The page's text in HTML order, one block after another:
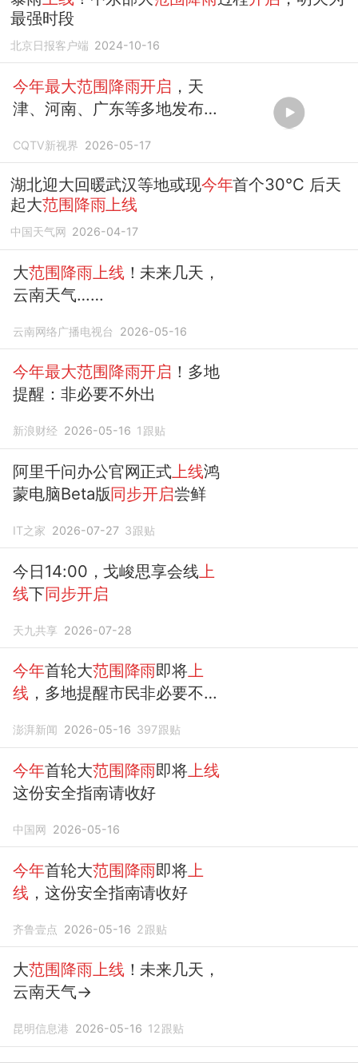
最强时段
北京日报客户端 2024-10-16
今年最大范围降雨开启 ，天
津、河南、广东等多地发布暴
CQTV新视界 2026-05-17
湖北迎大回暖武汉等地或现今年首个30℃ 后天
起大范围降雨上线
中国天气网 2026-04-17
大范围降雨上线 ！未来几天，
云南天气……
云南网络广播电视台 2026-05-16
今年最大范围降雨开启 ！多地
提醒：非必要不外出
新浪财经 2026-05-16 1 跟贴
阿里千问办公官网正式上线鸿
蒙电脑Beta版同步开启尝鲜
IT之家 2026-07-27 3跟贴
今日14:00，戈峻思享会线 上
线下同步开启
天九共享 2026-07-28
今年首轮大范围降雨即将上
线 ，多地提醒市民非必要不外
澎湃新闻 2026-05-16 397跟贴
今年首轮大范围降雨即将 上线
这份安全指南请收好
中国网 2026-05-16
今年首轮大范围降雨即将 上
线 ，这份安全指南请收好
齐鲁壹点 2026-05-16 2跟贴
大范围降雨上线 ！未来几天，
云南天气→
昆明信息港 2026-05-16 12跟贴